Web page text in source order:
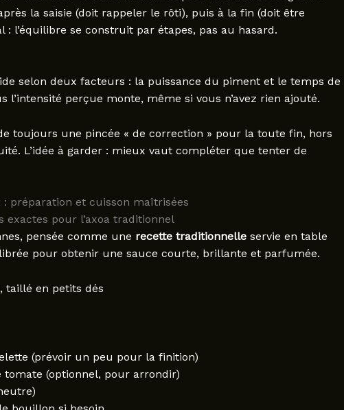
la saisie (doit rappeler le rôti), puis à la fin (doit être
: l’équilibre se construit par étapes, pas au hasard.
selon deux facteurs : la puissance du piment et le temps de
perçue monte, même si vous n’avez rien ajouté.
toujours une pincée « de correction » pour la toute fin, hors
L’idée à garder : mieux vaut compléter que tenter de
: préparation et cuisson maîtrisées
exactes pour l’axoa traditionnel
pensée comme une recette traditionnelleservie en table
pour obtenir une sauce courte, brillante et parfumée.
taillé en petits dés
(prévoir un peu pour la finition)
(optionnel, pour arrondir)